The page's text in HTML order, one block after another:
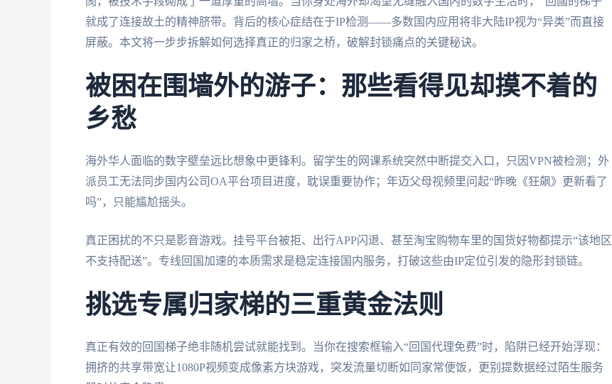
就成了连接故土的精神脐带。背后的核心症结在于IP检测——多数国内应用将非大陆IP视为“异类”而直接
屏蔽。本文将一步步拆解如何选择真正的归家之桥，破解封锁痛点的关键秘诀。
被困在围墙外的游子：那些看得见却摸不着的
乡愁
海外华人面临的数字壁垒远比想象中更锋利。留学生的网课系统突然中断提交入口，只因VPN被检测；外
派员工无法同步国内公司OA平台项目进度，耽误重要协作；年迈父母视频里问起“昨晚《狂飙》更新看了
吗”，只能尴尬摇头。
真正困扰的不只是影音游戏。挂号平台被拒、出行APP闪退、甚至淘宝购物车里的国货好物都提示“该地区
不支持配送”。专线回国加速的本质需求是稳定连接国内服务，打破这些由IP定位引发的隐形封锁链。
挑选专属归家梯的三重黄金法则
真正有效的回国梯子绝非随机尝试就能找到。当你在搜索框输入“回国代理免费”时，陷阱已经开始浮现：
拥挤的共享带宽让1080P视频变成像素方块游戏，突发流量切断如同家常便饭，更别提数据经过陌生服务